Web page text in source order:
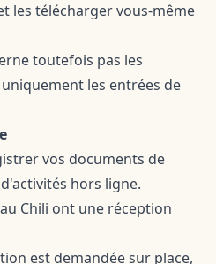
les télécharger vous-même
toutefois pas les
les entrées de
vos documents de
hors ligne.
Chili ont une réception
est demandée sur place,